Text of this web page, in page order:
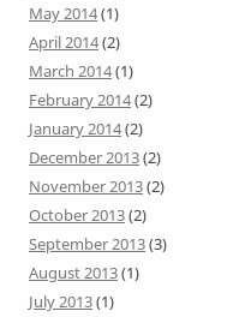
May 2014(1)
April 2014(2)
March 2014(1)
February 2014(2)
January 2014(2)
December 2013(2)
November 2013(2)
October 2013(2)
September 2013(3)
August 2013(1)
July 2013(1)